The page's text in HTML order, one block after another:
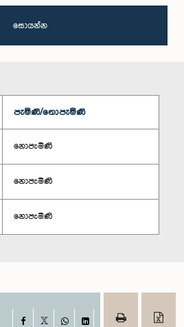
සොයන්න
පැමිණි/නොපැමිණි
නොපැමිණි
නොපැමිණි
නොපැමිණි
Facebook